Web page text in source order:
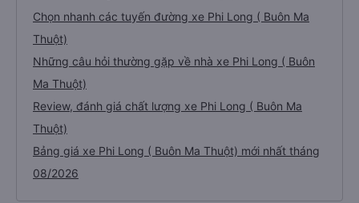
Chọn nhanh các tuyến đường xe Phi Long ( Buôn Ma
Thuột)
Những câu hỏi thường gặp về nhà xe Phi Long ( Buôn
Ma Thuột)
Review, đánh giá chất lượng xe Phi Long ( Buôn Ma
Thuột)
Bảng giá xe Phi Long ( Buôn Ma Thuột) mới nhất tháng
08/2026